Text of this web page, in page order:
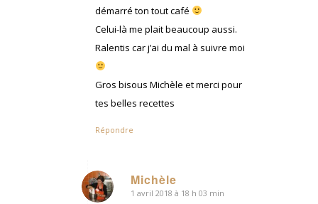
démarré ton tout café
Celui-là me plait beaucoup aussi.
Ralentis car j’ai du mal à suivre moi
Gros bisous Michèle et merci pour
tes belles recettes
Répondre
Michèle
dit
1 avril 2018 à 18 h 03 min